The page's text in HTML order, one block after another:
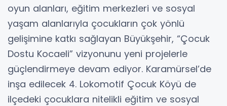
oyun alanları, eğitim merkezleri ve sosyal
yaşam alanlarıyla çocukların çok yönlü
gelişimine katkı sağlayan Büyükşehir, “Çocuk
Dostu Kocaeli” vizyonunu yeni projelerle
güçlendirmeye devam ediyor. Karamürsel’de
inşa edilecek 4. Lokomotif Çocuk Köyü de
ilçedeki çocuklara nitelikli eğitim ve sosyal